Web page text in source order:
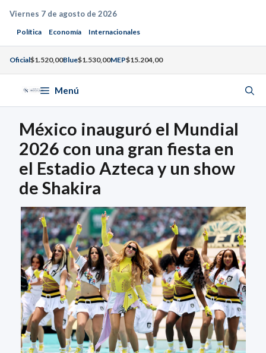
Saltar
contenido
Viernes 7 de agosto de 2026
Política Economía Internacionales
Oficial$1.520,00Blue$1.530,00MEP$15.204,00
Menú
México inauguró el Mundial
2026 con una gran fiesta en
el Estadio Azteca y un show
de Shakira